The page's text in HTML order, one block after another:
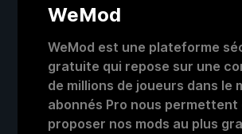
WeMod
WeMod est une plateforme
gratuite qui repose sur une
de millions de joueurs dans le
abonnés Pro nous permettent
proposer nos mods au plus